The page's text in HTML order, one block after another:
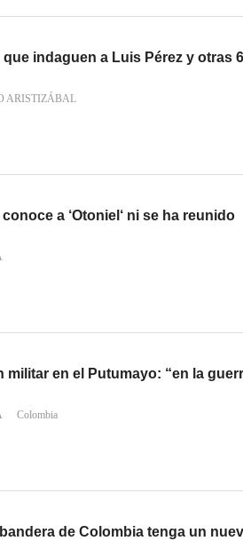
indaguen a Luis Pérez y otras
ARISTIZÁBAL
a ‘Otoniel‘ ni se ha reunido
militar en el Putumayo: “en la
Colombia
de Colombia tenga un